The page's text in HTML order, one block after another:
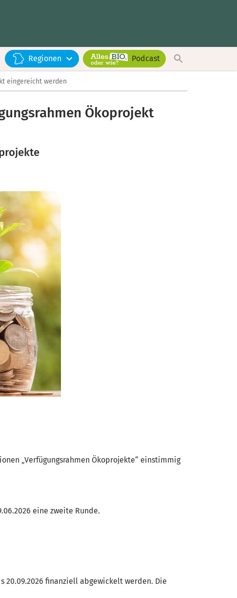
Regionen Podcast
eingereicht werden
Ökoprojekt
„Verfügungsrahmen Ökoprojekte“ einstimmig
eine zweite Runde.
20.09.2026 finanziell abgewickelt werden. Die